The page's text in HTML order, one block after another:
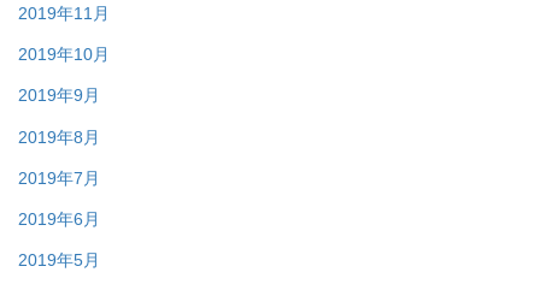
2019年11月
2019年10月
2019年9月
2019年8月
2019年7月
2019年6月
2019年5月